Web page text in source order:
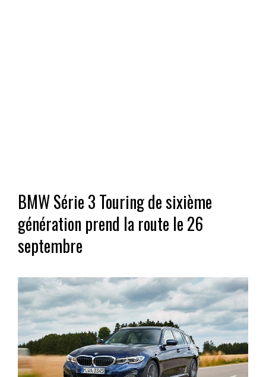
BMW Série 3 Touring de sixième
génération prend la route le 26
septembre